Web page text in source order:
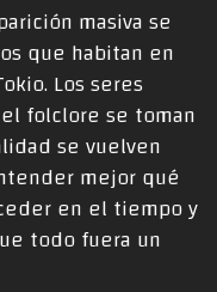
masiva se
que habitan en
Los seres
folclore se toman
se vuelven
mejor qué
en el tiempo y
todo fuera un